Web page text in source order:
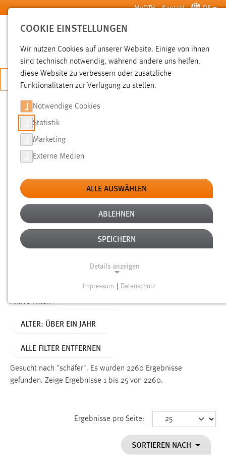
Zum Hauptinhalt springen MyOTH Kontakt DE
SUCHE
JETZT BEWERBEN
SUCHE
FILTER
Typ
Erstellungsdatum
Alter
Aktive Filter:
ALTER: ÜBER EIN JAHR
ALLE FILTER ENTFERNEN
Gesucht nach "schäfer". Es wurden 2260 Ergebnisse
gefunden. Zeige Ergebnisse 1 bis 25 von 2260.
Ergebnisse pro Seite:
SORTIEREN NACH
COOKIE EINSTELLUNGEN
Wir nutzen Cookies auf unserer Website. Einige von ihnen
sind technisch notwendig, während andere uns helfen,
diese Website zu verbessern oder zusätzliche
Funktionalitäten zur Verfügung zu stellen.
Notwendige Cookies
Statistik
Marketing
Externe Medien
ALLE AUSWÄHLEN
ABLEHNEN
SPEICHERN
Details anzeigen
Funktionen und sind für die einwandfreie Funktion der
Name:
Dieser Cookie speichert die ausgewählten Einverständnis-
Impressum Datenschutz